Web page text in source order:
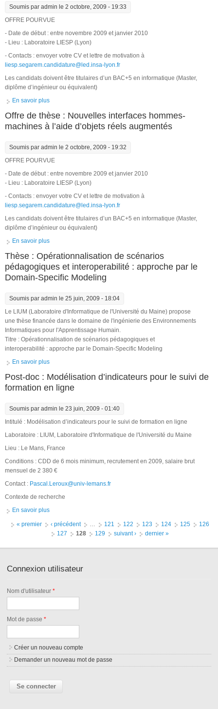
Soumis par admin le 2 octobre, 2009 - 19:33
OFFRE POURVUE
- Date de début : entre novembre 2009 et janvier 2010
- Lieu : Laboratoire LIESP (Lyon)
- Contacts : envoyer votre CV et lettre de motivation à
liesp.segarem.candidature@led.insa-lyon.fr
Les candidats doivent être titulaires d’un BAC+5 en informatique (Master,
diplôme d’ingénieur ou équivalent)
En savoir plus
Offre de thèse : Nouvelles interfaces hommes-
machines à l’aide d’objets réels augmentés
Soumis par admin le 2 octobre, 2009 - 19:32
OFFRE POURVUE
- Date de début : entre novembre 2009 et janvier 2010
- Lieu : Laboratoire LIESP (Lyon)
- Contacts : envoyer votre CV et lettre de motivation à
liesp.segarem.candidature@led.insa-lyon.fr
Les candidats doivent être titulaires d’un BAC+5 en informatique (Master,
diplôme d’ingénieur ou équivalent)
En savoir plus
Thèse : Opérationnalisation de scénarios
pédagogiques et interoperabilité : approche par le
Domain-Specific Modeling
Soumis par admin le 25 juin, 2009 - 18:04
Le LIUM (Laboratoire d'Informatique de l'Université du Maine) propose
une thèse financée dans le domaine de l'ingénierie des Environnements
Informatiques pour l'Apprentissage Humain.
Titre : Opérationnalisation de scénarios pédagogiques et
interoperabilité : approche par le Domain-Specific Modeling
En savoir plus
Specific Modeling
Post-doc : Modélisation d’indicateurs pour le suivi de
formation en ligne
Soumis par admin le 23 juin, 2009 - 01:40
Intitulé : Modélisation d’indicateurs pour le suivi de formation en ligne
Laboratoire : LIUM, Laboratoire d'Informatique de l'Université du Maine
Lieu : Le Mans, France
Conditions : CDD de 6 mois minimum, recrutement en 2009, salaire brut
mensuel de 2 380 €
Contact : Pascal.Leroux@univ-lemans.fr
Contexte de recherche
En savoir plus
Pages
« premier ‹ précédent … 121 122 123 124 125
126
127
128 129 suivant › dernier »
Connexion utilisateur
Nom d'utilisateur*
Mot de passe*
Créer un nouveau compte
Demander un nouveau mot de passe